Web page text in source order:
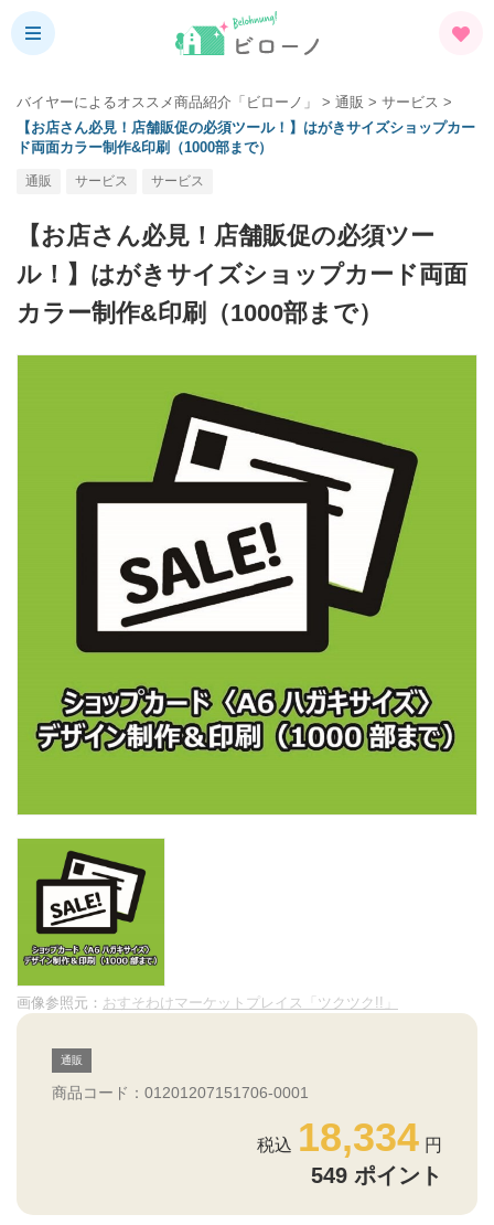
バイヤーによるオススメ商品紹介「ビローノ」 > 通販 > サービス >
【お店さん必見！店舗販促の必須ツール！】はがきサイズショップカー
ド両面カラー制作&印刷（1000部まで）
通販 サービス サービス
【お店さん必見！店舗販促の必須ツー
ル！】はがきサイズショップカード両面
カラー制作&印刷（1000部まで）
画像参照元： おすそわけマーケットプレイス「ツクツク!!」
通販
商品コード：01201207151706-0001
18,334
549 ポイント